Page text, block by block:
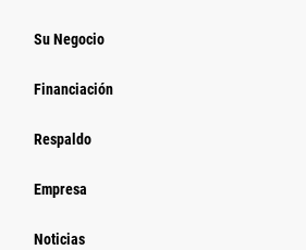
Su Negocio
Financiación
Respaldo
Empresa
Noticias